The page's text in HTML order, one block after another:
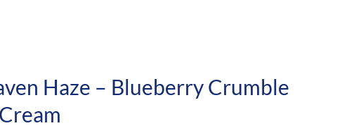
Haze – Blueberry Crumble